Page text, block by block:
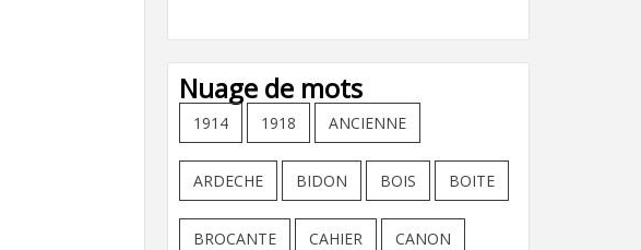
Nuage de mots
1914 1918 ANCIENNE
ARDECHE BIDON BOIS BOITE
BROCANTE CAHIER CANON